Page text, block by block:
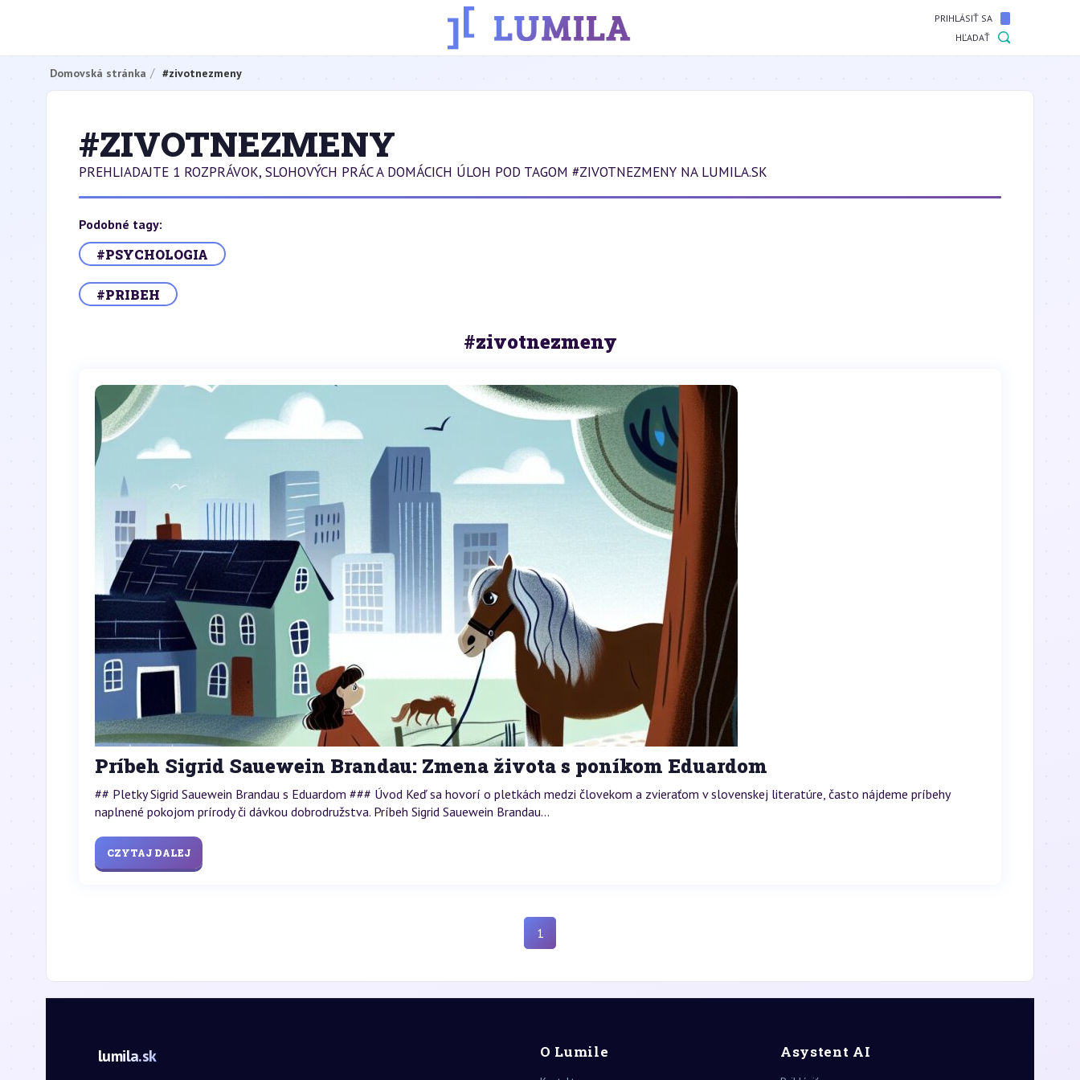
PRIHLÁSIŤ SA
HĽADAŤ
Domovská stránka #zivotnezmeny
#ZIVOTNEZMENY
PREHLIADAJTE 1 ROZPRÁVOK, SLOHOVÝCH PRÁC A DOMÁCICH ÚLOH POD TAGOM #ZIVOTNEZMENY NA LUMILA.SK
Podobné tagy:
#PSYCHOLOGIA
#PRIBEH
#zivotnezmeny
Príbeh Sigrid Sauewein Brandau: Zmena života s poníkom Eduardom
## Pletky Sigrid Sauewein Brandau s Eduardom ### Úvod Keď sa hovorí o pletkách medzi človekom a zvieraťom v slovenskej literatúre, často nájdeme príbehy
naplnené pokojom prírody či dávkou dobrodružstva. Príbeh Sigrid Sauewein Brandau...
CZYTAJ DALEJ
1
lumila.sk O Lumile Asystent AI